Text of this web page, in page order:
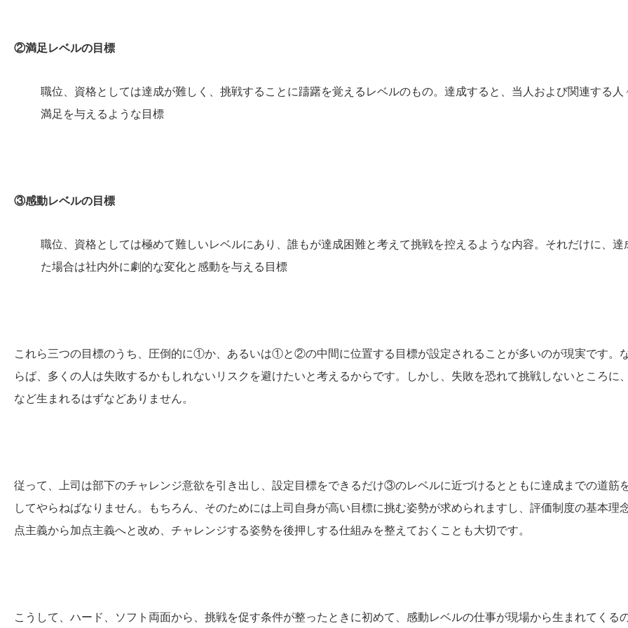
②満足レベルの目標
職位、資格としては達成が難しく、挑戦することに躊躇を覚えるレベルのもの。達成すると、当人および関連する人
満足を与えるような目標
③感動レベルの目標
職位、資格としては極めて難しいレベルにあり、誰もが達成困難と考えて挑戦を控えるような内容。それだけに、達
た場合は社内外に劇的な変化と感動を与える目標
これら三つの目標のうち、圧倒的に①か、あるいは①と②の中間に位置する目標が設定されることが多いのが現実です。
らば、多くの人は失敗するかもしれないリスクを避けたいと考えるからです。しかし、失敗を恐れて挑戦しないところに
など生まれるはずなどありません。
従って、上司は部下のチャレンジ意欲を引き出し、設定目標をできるだけ③のレベルに近づけるとともに達成までの道筋
してやらねばなりません。もちろん、そのためには上司自身が高い目標に挑む姿勢が求められますし、評価制度の基本理
点主義から加点主義へと改め、チャレンジする姿勢を後押しする仕組みを整えておくことも大切です。
こうして、ハード、ソフト両面から、挑戦を促す条件が整ったときに初めて、感動レベルの仕事が現場から生まれてくる